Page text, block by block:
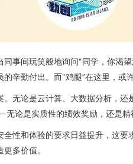
事间玩笑般地询问“同学，你渴
辛勤付出。而“鸡腿”在这里，或
无论是云计算、大数据分析，
论是实质性的绩效奖励，还是
性和体验的要求日益提升，这
多价值。